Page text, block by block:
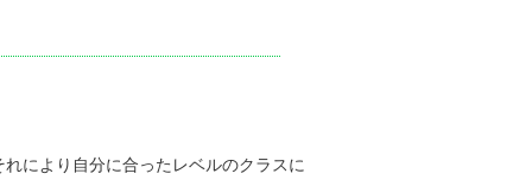
により自分に合ったレベルのクラスに